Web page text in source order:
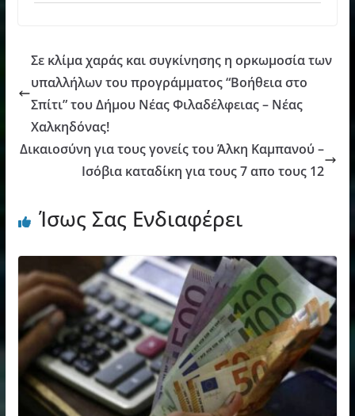
Σε κλίμα χαράς και συγκίνησης η ορκωμοσία των
υπαλλήλων του προγράμματος “Βοήθεια στο
Σπίτι” του Δήμου Νέας Φιλαδέλφειας – Νέας
Χαλκηδόνας!
Δικαιοσύνη για τους γονείς του Άλκη Καμπανού –
Ισόβια καταδίκη για τους 7 απο τους 12
Ίσως Σας Ενδιαφέρει